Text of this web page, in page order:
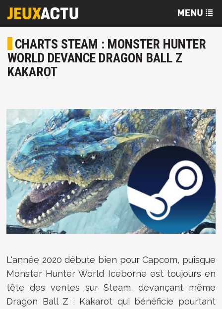
CHARTS STEAM : MONSTER HUNTER
WORLD DEVANCE DRAGON BALL Z
KAKAROT
L'année 2020 débute bien pour Capcom, puisque
Monster Hunter World Iceborne est toujours en
tête des ventes sur Steam, devançant même
Dragon Ball Z : Kakarot qui bénéficie pourtant